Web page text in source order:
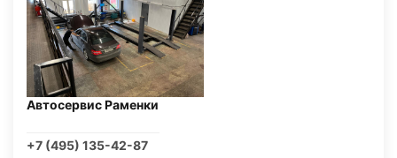
Автосервис Раменки
+7 (495) 135-42-87